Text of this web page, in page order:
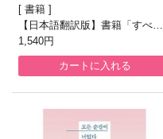
書籍
【日本語翻訳版】書籍「すべて
の瞬間が君だった きらきら輝い
ていた僕たちの時間 」
1,540円
カートに入れる